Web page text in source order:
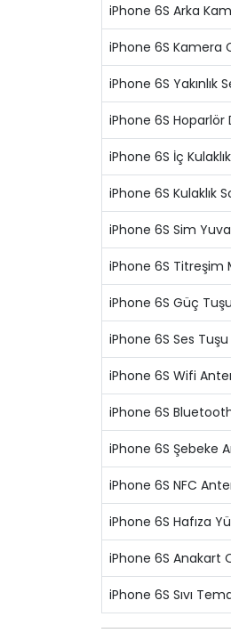
iPhone 6S Arka
iPhone 6S Kamera
iPhone 6S Yakınlık
iPhone 6S Hoparlör
iPhone 6S İç
iPhone 6S Kulaklık
iPhone 6S Sim
iPhone 6S Titreşim
iPhone 6S Güç
iPhone 6S Ses
iPhone 6S Wifi
iPhone 6S
iPhone 6S Şebeke
iPhone 6S NFC
iPhone 6S Hafıza
iPhone 6S Anakart
iPhone 6S Sıvı